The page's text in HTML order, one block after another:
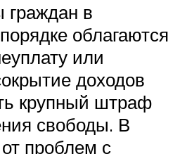
в
облагаются
или
доходов
крупный штраф
свободы. В
проблем с